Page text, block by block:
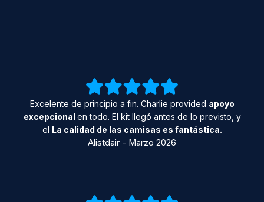
Excelente de principio a fin. Charlie provided apoyo
excepcional en todo. El kit llegó antes de lo previsto, y
el La calidad de las camisas es fantástica.
Alistdair - Marzo 2026